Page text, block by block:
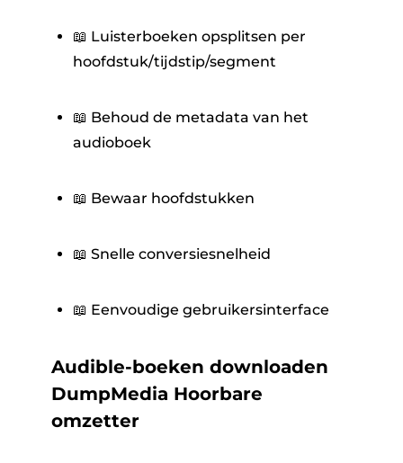
📖 Luisterboeken opsplitsen per
hoofdstuk/tijdstip/segment
📖 Behoud de metadata van het
audioboek
📖 Bewaar hoofdstukken
📖 Snelle conversiesnelheid
📖 Eenvoudige gebruikersinterface
Audible-boeken downloaden
DumpMedia Hoorbare
omzetter